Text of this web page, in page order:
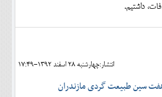
داشتیم.
انتشار:چهارشنبه 28 اسفند 1392-17:49
سین طبیعت گردی مازندران